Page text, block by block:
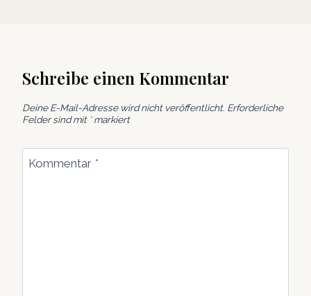
Schreibe einen Kommentar
Deine E-Mail-Adresse wird nicht veröffentlicht. Erforderliche
Felder sind mit *markiert
Kommentar *